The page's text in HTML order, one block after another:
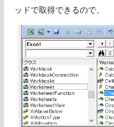
ッドで取得できるので、